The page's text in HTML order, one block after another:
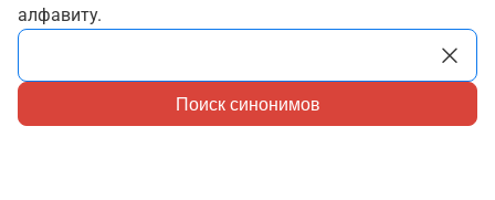
алфавиту.
Поиск синонимов